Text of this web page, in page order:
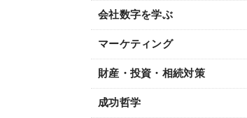
会社数字を学ぶ
マーケティング
財産・投資・相続対策
成功哲学